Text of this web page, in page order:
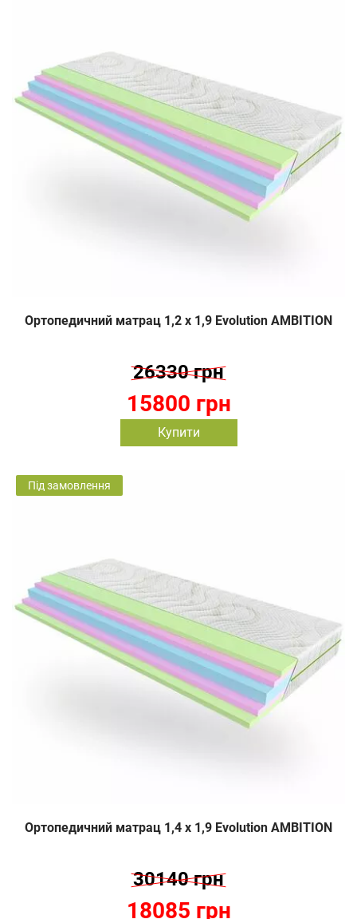
Ортопедичний матрац 1,2 х 1,9 Evolution AMBITION
15800 грн
26330 грн
Купити
Під замовлення
Ортопедичний матрац 1,4 х 1,9 Evolution AMBITION
18085 грн
30140 грн